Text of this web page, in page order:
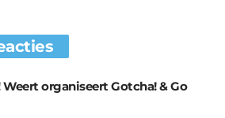
Weert organiseert Gotcha! & Go